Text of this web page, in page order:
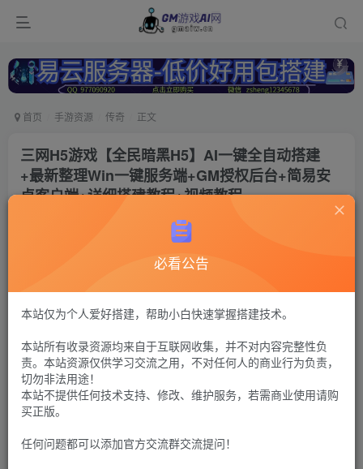
首页 手游资源 传奇 正文
三网H5游戏【全民暗黑H5】AI一键全自动搭建
+最新整理Win一键服务端+GM授权后台+简易安
卓客户端+详细搭建教程+视频教程
全民暗黑
G币30 限时特惠
G币100
个人会员G币9.9 至尊会员 免费
付费资源
必看公告
本站仅为个人爱好搭建，帮助小白快速掌握搭建技术。
本站所有收录资源均来自于互联网收集，并不对内容完整性负
责。本站资源仅供学习交流之用，不对任何人的商业行为负责，
切勿非法用途！
本站不提供任何技术支持、修改、维护服务，若需商业使用请购
买正版。
任何问题都可以添加官方交流群交流提问！